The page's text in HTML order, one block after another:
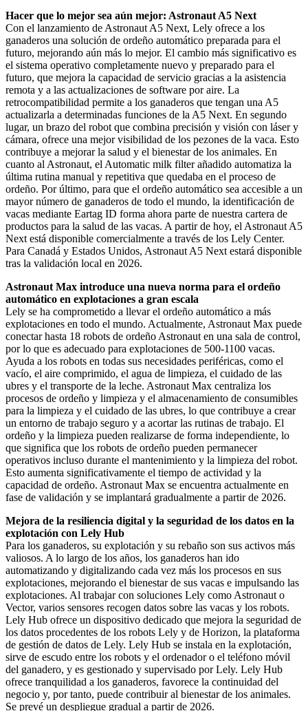
Hacer que lo mejor sea aún mejor: Astronaut A5 Next
Con el lanzamiento de Astronaut A5 Next, Lely ofrece a los
ganaderos una solución de ordeño automático preparada para el
futuro, mejorando aún más lo mejor. El cambio más significativo es
el sistema operativo completamente nuevo y preparado para el
futuro, que mejora la capacidad de servicio gracias a la asistencia
remota y a las actualizaciones de software por aire. La
retrocompatibilidad permite a los ganaderos que tengan una A5
actualizarla a determinadas funciones de la A5 Next. En segundo
lugar, un brazo del robot que combina precisión y visión con láser y
cámara, ofrece una mejor visibilidad de los pezones de la vaca. Esto
contribuye a mejorar la salud y el bienestar de los animales. En
cuanto al Astronaut, el Automatic milk filter añadido automatiza la
última rutina manual y repetitiva que quedaba en el proceso de
ordeño. Por último, para que el ordeño automático sea accesible a un
mayor número de ganaderos de todo el mundo, la identificación de
vacas mediante Eartag ID forma ahora parte de nuestra cartera de
productos para la salud de las vacas. A partir de hoy, el Astronaut A5
Next está disponible comercialmente a través de los Lely Center.
Para Canadá y Estados Unidos, Astronaut A5 Next estará disponible
tras la validación local en 2026.
Astronaut Max introduce una nueva norma para el ordeño
automático en explotaciones a gran escala
Lely se ha comprometido a llevar el ordeño automático a más
explotaciones en todo el mundo. Actualmente, Astronaut Max puede
conectar hasta 18 robots de ordeño Astronaut en una sala de control,
por lo que es adecuado para explotaciones de 500-1100 vacas.
Ayuda a los robots en todas sus necesidades periféricas, como el
vacío, el aire comprimido, el agua de limpieza, el cuidado de las
ubres y el transporte de la leche. Astronaut Max centraliza los
procesos de ordeño y limpieza y el almacenamiento de consumibles
para la limpieza y el cuidado de las ubres, lo que contribuye a crear
un entorno de trabajo seguro y a acortar las rutinas de trabajo. El
ordeño y la limpieza pueden realizarse de forma independiente, lo
que significa que los robots de ordeño pueden permanecer
operativos incluso durante el mantenimiento y la limpieza del robot.
Esto aumenta significativamente el tiempo de actividad y la
capacidad de ordeño. Astronaut Max se encuentra actualmente en
fase de validación y se implantará gradualmente a partir de 2026.
Mejora de la resiliencia digital y la seguridad de los datos en la
explotación con Lely Hub
Para los ganaderos, su explotación y su rebaño son sus activos más
valiosos. A lo largo de los años, los ganaderos han ido
automatizando y digitalizando cada vez más los procesos en sus
explotaciones, mejorando el bienestar de sus vacas e impulsando las
explotaciones. Al trabajar con soluciones Lely como Astronaut o
Vector, varios sensores recogen datos sobre las vacas y los robots.
Lely Hub ofrece un dispositivo dedicado que mejora la seguridad de
los datos procedentes de los robots Lely y de Horizon, la plataforma
de gestión de datos de Lely. Lely Hub se instala en la explotación,
sirve de escudo entre los robots y el ordenador o el teléfono móvil
del ganadero, y es gestionado y supervisado por Lely. Lely Hub
ofrece tranquilidad a los ganaderos, favorece la continuidad del
negocio y, por tanto, puede contribuir al bienestar de los animales.
Se prevé un despliegue gradual a partir de 2026.